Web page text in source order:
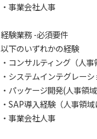
・事業会社人事
経験業務 -必須要件
以下のいずれかの経験
・コンサルティング（人
・システムインテグレー
・パッケージ開発(人事領
・SAP導入経験（人事領域
・事業会社人事